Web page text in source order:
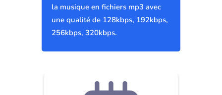
la musique en fichiers mp3 avec
une qualité de 128kbps, 192kbps,
256kbps, 320kbps.